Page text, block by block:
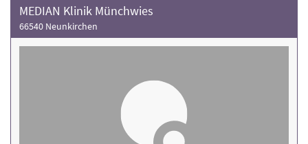
MEDIAN Klinik Münchwies
66540 Neunkirchen